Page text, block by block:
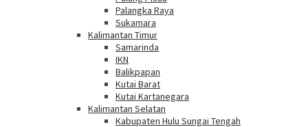
Palangka Raya
Sukamara
Kalimantan Timur
Samarinda
IKN
Balikpapan
Kutai Barat
Kutai Kartanegara
Kalimantan Selatan
Kabupaten Hulu Sungai Tengah